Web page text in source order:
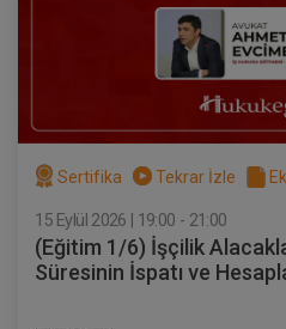
Sertifika Tekrar İzle
15 Eylül 2026 | 19:00 - 21:00
(Eğitim 1/6) İşçilik
Süresinin İspatı ve